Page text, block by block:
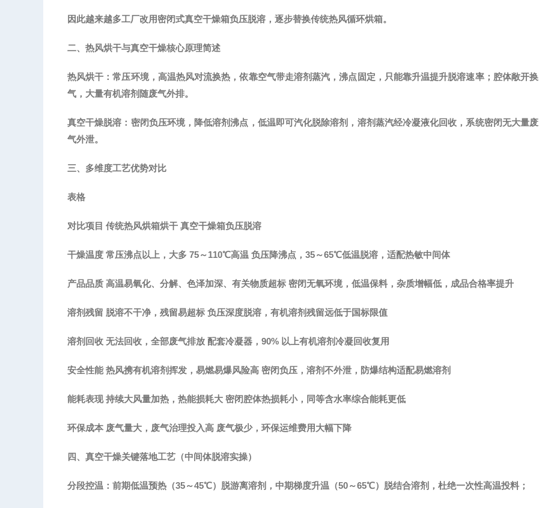
因此越来越多工厂改用密闭式真空干燥箱负压脱溶，逐步替换传统热风循环烘箱。
二、热风烘干与真空干燥核心原理简述
热风烘干：常压环境，高温热风对流换热，依靠空气带走溶剂蒸汽，沸点固定，只能靠升温提升脱溶速率；腔体敞开换
气，大量有机溶剂随废气外排。
真空干燥脱溶：密闭负压环境，降低溶剂沸点，低温即可汽化脱除溶剂，溶剂蒸汽经冷凝液化回收，系统密闭无大量废
气外泄。
三、多维度工艺优势对比
表格
对比项目 传统热风烘箱烘干 真空干燥箱负压脱溶
干燥温度 常压沸点以上，大多 75～110℃高温 负压降沸点， 35～65℃低温脱溶，适配热敏中间体
产品品质 高温易氧化、分解、色泽加深、有关物质超标 密闭无氧环境，低温保料，杂质增幅低，成品合格率提升
溶剂残留 脱溶不干净 ，残留易超标 负压深度脱溶，有机溶剂残留远低于国标限值
溶剂回收 无法回收，全部废气排放 配套冷凝器， 90% 以上有机溶剂冷凝回收复用
安全性能 热风携有机溶剂挥发，易燃易爆风险高 密闭负压，溶剂不外泄，防爆结构适配易燃溶剂
能耗表现 持续大风量加热，热能损耗大 密闭腔体热损耗小，同等含水率综合能耗更低
环保成本 废气量大，废气治理投入高 废气极少，环保运维费用大幅下降
四、真空干燥关键落地工艺（中间体脱溶实操）
分段控温：前期低温预热（35～45℃）脱游离溶剂，中期梯度升温（50～65℃）脱结合溶剂，杜绝一次性高温投料；